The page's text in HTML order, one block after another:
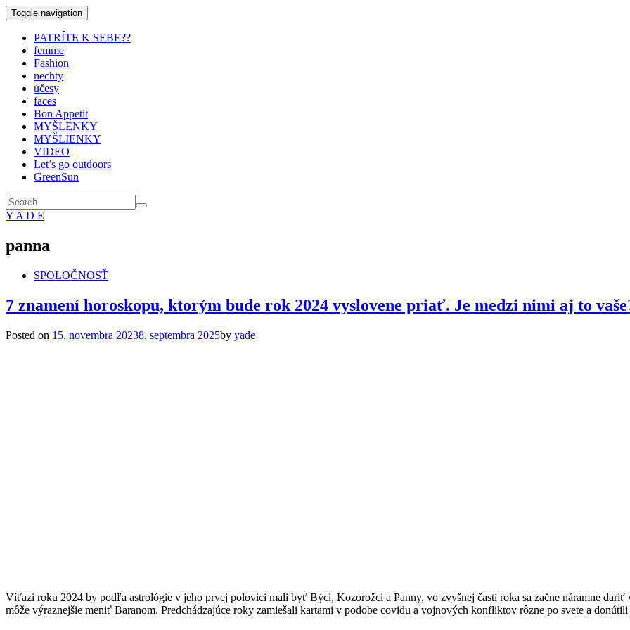
Toggle navigation
PATRÍTE K SEBE??
femme
Fashion
nechty
účesy
faces
Bon Appetit
MYŠLENKY
MYŠLIENKY
VIDEO
Let’s go outdoors
GreenSun
Y A D E
panna
SPOLOČNOSŤ
7 znamení horoskopu, ktorým bude rok 2024 vyslovene priať. Je medzi nimi aj to
Posted on 15. novembra 20238. septembra 2025by yade
Víťazi roku 2024 by podľa astrológie v jeho prvej polovici mali byť Býci, Kozorožci a Panny, vo zvyšnej časti roka sa začne náramne
môže výraznejšie meniť Baranom. Predchádzajúce roky zamiešali kartami v podobe covidu a vojnových konfliktov rôzne po svete a